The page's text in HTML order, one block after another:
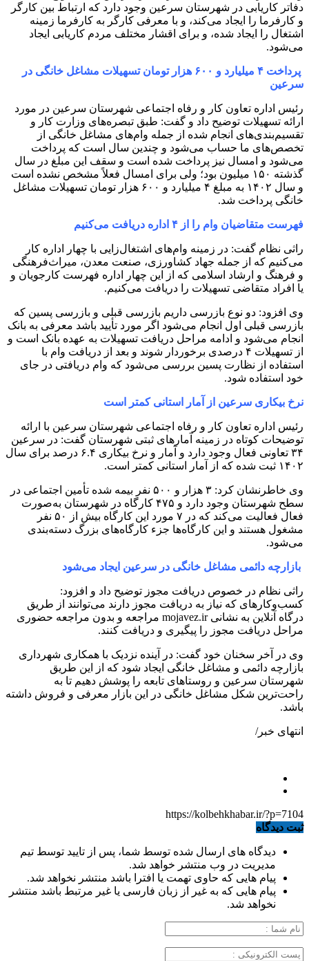
دفاتر کاریابی در شهرستان سرعین وجود دارد که ارتباط بین کارگر
و کارفرما را ایجاد می‌کند، و با معرفی کارگر به کارفرما زمینه
اشتغال را ایجاد شده، و برای اقشار مختلف مردم کاریابی ایجاد
می‌شود.
پرداخت ۴ میلیارد و ۶۰۰ هزار تومان تسهیلات مشاغل خانگی در
سرعین
رئیس اداره تعاون کار و رفاه اجتماعی شهرستان سرعین در مورد
ارائه تسهیلات توضیح داد و گفت: طبق تبصره‌های وزارت کار و
تقسیم‌بندی‌های انجام شده از جمله وام‌های مشاغل خانگی از
تخصص‌های ما حساب می‌شود و چندین سال است که پرداخت
می‌شود و امسال نیز پرداخت شده است و سقف این مبلغ در سال
گذشته ۱۵۰ میلیون بود؛ ولی برای امسال فعلاً مشخص نشده است
و سال ۱۴۰۲ به مبلغ ۴ میلیارد و ۶۰۰ هزار تومان تسهیلات مشاغل
خانگی پرداخت شد.
فهرست متقاضیان وام را از ۴ اداره دریافت می‌کنیم
راثی نظام گفت: در زمینه وام‌های اشتغال‌زایی با چهار اداره کار
می‌کنیم که از جمله جهاد کشاورزی، صنعت معدن، میراث‌فرهنگی
و فرهنگ و ارشاد اسلامی که از این چهار اداره فهرست کارجویان و
یا افراد متقاضی تسهیلات را دریافت می‌کنیم.
وی افزود: دو نوع بازرسی داریم بازرسی قبلی و بازرسی پسین که
بازرسی قبلی اول انجام می‌شود اگر مورد تأیید باشد معرفی به بانک
انجام می‌شود و ادامه مراحل دریافت تسهیلات به عهده بانک است و
از تسهیلات ۴ درصدی برخوردار شوند و بعد از دریافت وام با
استفاده از نظارت پسین بررسی می‌شود که وام دریافتی در جای
خود استفاده شود.
نرخ بیکاری سرعین از آمار استانی کمتر است
رئیس اداره تعاون کار و رفاه اجتماعی شهرستان سرعین با ارائه
توضیحات کوتاه در زمینه آمارهای ثبتی شهرستان گفت: در سرعین
۳۴ تعاونی فعال وجود دارد و آمار و نرخ بیکاری ۶.۴ درصد برای سال
۱۴۰۲ ثبت شده که از آمار استانی کمتر است.
وی خاطرنشان کرد: ۳ هزار و ۵۰۰ نفر بیمه شده تأمین اجتماعی در
سطح شهرستان وجود دارد و ۴۷۵ کارگاه در شهرستان به‌صورت
فعال فعالیت می‌کند که در ۷ مورد این کارگاه بیش از ۵۰ نفر
مشغول هستند و این کارگاه‌ها جزء کارگاه‌های بزرگ دسته‌بندی
می‌شود.
بازارچه دائمی مشاغل خانگی در سرعین ایجاد می‌شود
راثی نظام در خصوص دریافت مجوز توضیح داد و افزود:
کسب‌وکارهای که نیاز به دریافت مجوز دارند می‌توانند از طریق
درگاه آنلاین به نشانی mojavez.ir مراجعه و بدون مراجعه حضوری
مراحل دریافت مجوز را پیگیری و دریافت کنند.
وی در آخر سخنان خود گفت: در آینده نزدیک با همکاری شهرداری
بازارچه دائمی و مشاغل خانگی ایجاد شود که از این طریق
شهرستان سرعین و روستاهای تابعه را پوشش دهیم تا به
راحت‌ترین شکل مشاغل خانگی در این بازار معرفی و فروش داشته
باشد.
انتهای خبر/
https://kolbehkhabar.ir/?p=7104
ثبت دیدگاه
دیدگاه های ارسال شده توسط شما، پس از تایید توسط تیم
مدیریت در وب منتشر خواهد شد.
پیام هایی که حاوی تهمت یا افترا باشد منتشر نخواهد شد.
پیام هایی که به غیر از زبان فارسی یا غیر مرتبط باشد منتشر
نخواهد شد.